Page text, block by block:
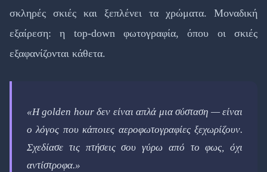
σκληρές σκιές και ξεπλένει τα χρώματα. Μοναδική
εξαίρεση: η top-down φωτογραφία, όπου οι σκιές
εξαφανίζονται κάθετα.
«Η golden hour δεν είναι απλά μια σύσταση — είναι
ο λόγος που κάποιες αεροφωτογραφίες ξεχωρίζουν.
Σχεδίασε τις πτήσεις σου γύρω από το φως, όχι
αντίστροφα.»